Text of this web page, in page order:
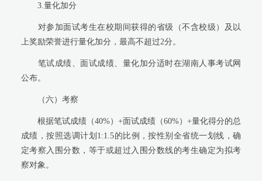
3. 量化加分
对参加面试考生在校期间获得的省级（不含校级）及以
上奖励荣誉进行量化加分，最高不超过2分。
笔试成绩、面试成绩、量化加分适时在湖南人事考试网
公布。
（六）考察
根据笔试成绩（40%）+面试成绩（60%）+量化得分的总
成绩，按照选调计划1:1.5的比例，按性别全省统一划线，确
定考察入围分数，等于或超过入围分数线的考生确定为拟考
察对象。